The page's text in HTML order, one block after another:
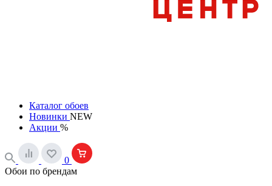
Каталог обоев
Новинки NEW
Акции %
0
Обои по брендам